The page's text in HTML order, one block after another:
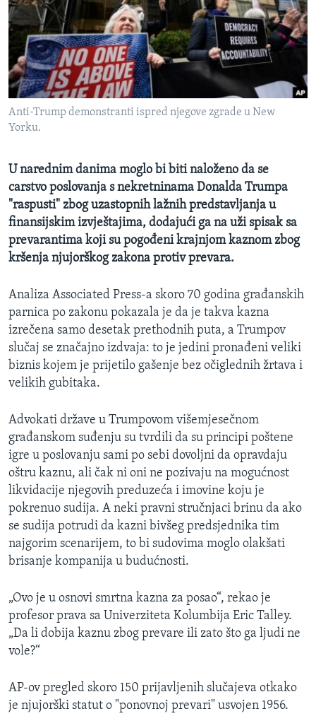
MAGAZIN
O GLASU AMERIKE
Learning English
PRATITE NAS
Jezici
Anti-Trump demonstranti ispred njegove zgrade u New
Yorku.
U narednim danima moglo bi biti naloženo da se
carstvo poslovanja s nekretninama Donalda Trumpa
"raspusti" zbog uzastopnih lažnih predstavljanja u
finansijskim izvještajima, dodajući ga na uži spisak sa
prevarantima koji su pogođeni krajnjom kaznom zbog
kršenja njujorškog zakona protiv prevara.
Analiza Associated Press-a skoro 70 godina građanskih
parnica po zakonu pokazala je da je takva kazna
izrečena samo desetak prethodnih puta, a Trumpov
slučaj se značajno izdvaja: to je jedini pronađeni veliki
biznis kojem je prijetilo gašenje bez očiglednih žrtava i
velikih gubitaka.
Advokati države u Trumpovom višemjesečnom
građanskom suđenju su tvrdili da su principi poštene
igre u poslovanju sami po sebi dovoljni da opravdaju
oštru kaznu, ali čak ni oni ne pozivaju na mogućnost
likvidacije njegovih preduzeća i imovine koju je
pokrenuo sudija. A neki pravni stručnjaci brinu da ako
se sudija potrudi da kazni bivšeg predsjednika tim
najgorim scenarijem, to bi sudovima moglo olakšati
brisanje kompanija u budućnosti.
„Ovo je u osnovi smrtna kazna za posao“, rekao je
profesor prava sa Univerziteta Kolumbija Eric Talley.
„Da li dobija kaznu zbog prevare ili zato što ga ljudi ne
vole?“
AP-ov pregled skoro 150 prijavljenih slučajeva otkako
je njujorški statut o "ponovnoj prevari" usvojen 1956.